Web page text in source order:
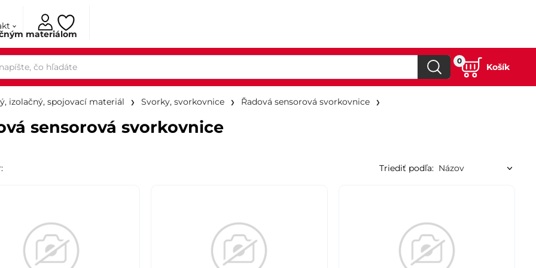
materiálom
Košík
0
izolačný, spojovací materiál Svorky, svorkovnice Řadová sensorová svorkovnice
sensorová svorkovnice
Triediť podľa: